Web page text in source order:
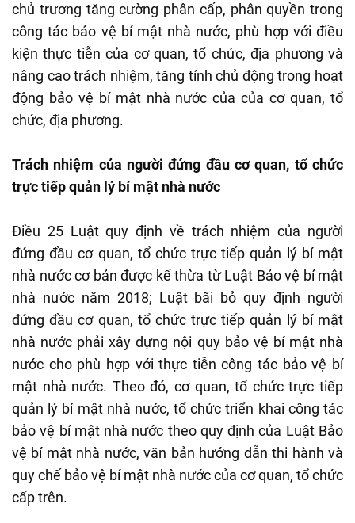
chủ trương tăng cường phân cấp, phân quyền trong
công tác bảo vệ bí mật nhà nước, phù hợp với điều
kiện thực tiễn của cơ quan, tổ chức, địa phương và
nâng cao trách nhiệm, tăng tính chủ động trong hoạt
động bảo vệ bí mật nhà nước của của cơ quan, tổ
chức, địa phương.
Trách nhiệm của người đứng đầu cơ quan, tổ chức
trực tiếp quản lý bí mật nhà nước
Điều 25 Luật quy định về trách nhiệm của người
đứng đầu cơ quan, tổ chức trực tiếp quản lý bí mật
nhà nước cơ bản được kế thừa từ Luật Bảo vệ bí mật
nhà nước năm 2018; Luật bãi bỏ quy định người
đứng đầu cơ quan, tổ chức trực tiếp quản lý bí mật
nhà nước phải xây dựng nội quy bảo vệ bí mật nhà
nước cho phù hợp với thực tiễn công tác bảo vệ bí
mật nhà nước. Theo đó, cơ quan, tổ chức trực tiếp
quản lý bí mật nhà nước, tổ chức triển khai công tác
bảo vệ bí mật nhà nước theo quy định của Luật Bảo
vệ bí mật nhà nước, văn bản hướng dẫn thi hành và
quy chế bảo vệ bí mật nhà nước của cơ quan, tổ chức
cấp trên.